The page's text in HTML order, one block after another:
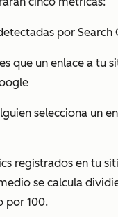
por Search
que un enlace a tu
selecciona un
registrados en tu
se calcula
por 100.